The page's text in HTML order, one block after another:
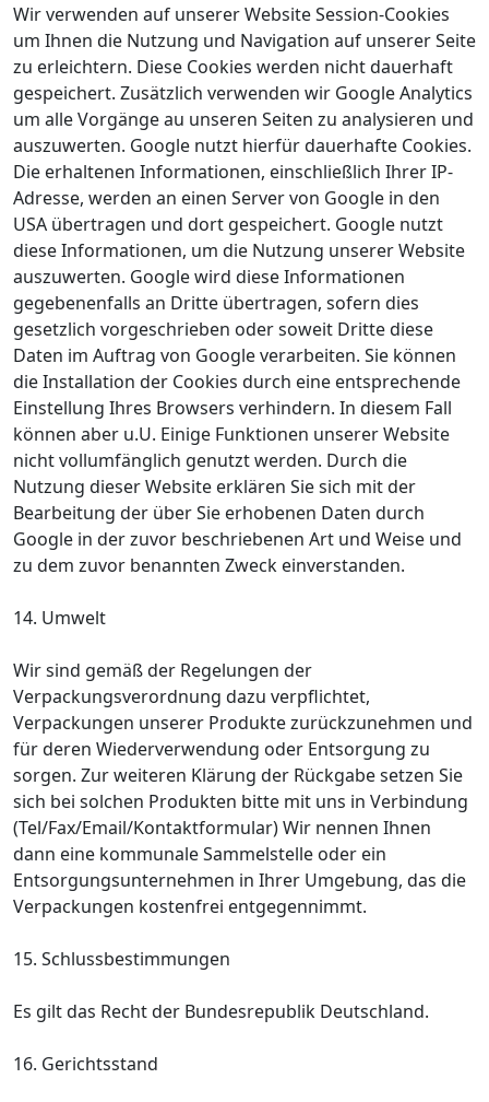
Wir verwenden auf unserer Website Session-Cookies
um Ihnen die Nutzung und Navigation auf unserer Seite
zu erleichtern. Diese Cookies werden nicht dauerhaft
gespeichert. Zusätzlich verwenden wir Google Analytics
um alle Vorgänge au unseren Seiten zu analysieren und
auszuwerten. Google nutzt hierfür dauerhafte Cookies.
Die erhaltenen Informationen, einschließlich Ihrer IP-
Adresse, werden an einen Server von Google in den
USA übertragen und dort gespeichert. Google nutzt
diese Informationen, um die Nutzung unserer Website
auszuwerten. Google wird diese Informationen
gegebenenfalls an Dritte übertragen, sofern dies
gesetzlich vorgeschrieben oder soweit Dritte diese
Daten im Auftrag von Google verarbeiten. Sie können
die Installation der Cookies durch eine entsprechende
Einstellung Ihres Browsers verhindern. In diesem Fall
können aber u.U. Einige Funktionen unserer Website
nicht vollumfänglich genutzt werden. Durch die
Nutzung dieser Website erklären Sie sich mit der
Bearbeitung der über Sie erhobenen Daten durch
Google in der zuvor beschriebenen Art und Weise und
zu dem zuvor benannten Zweck einverstanden.
14. Umwelt
Wir sind gemäß der Regelungen der
Verpackungsverordnung dazu verpflichtet,
Verpackungen unserer Produkte zurückzunehmen und
für deren Wiederverwendung oder Entsorgung zu
sorgen. Zur weiteren Klärung der Rückgabe setzen Sie
sich bei solchen Produkten bitte mit uns in Verbindung
(Tel/Fax/Email/Kontaktformular) Wir nennen Ihnen
dann eine kommunale Sammelstelle oder ein
Entsorgungsunternehmen in Ihrer Umgebung, das die
Verpackungen kostenfrei entgegennimmt.
15. Schlussbestimmungen
Es gilt das Recht der Bundesrepublik Deutschland.
16. Gerichtsstand